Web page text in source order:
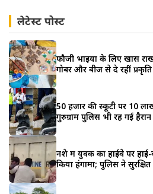
लेटेस्ट पोस्ट
फौजी भाइयों के लिए खास
गोबर और बीज से दे रहीं
50 हजार की स्कूटी पर 10
गुरुग्राम पुलिस भी रह गई हैरान
नशे में युवक का हाईवे पर हाई-
किया हंगामा; पुलिस ने